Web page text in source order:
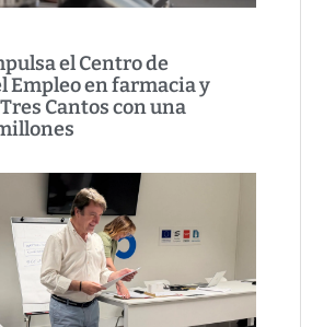
el Centro de
Empleo en farmacia y
Cantos con una